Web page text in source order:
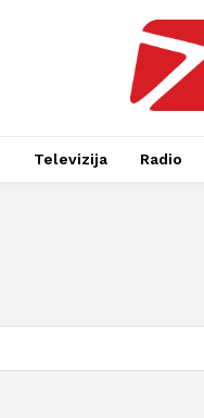
Televizija Radio